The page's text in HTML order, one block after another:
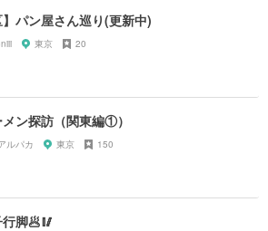
】パン屋さん巡り(更新中)
東京 20
ン探訪（関東編①）
ルパカ 東京 150
脚🥟🥢